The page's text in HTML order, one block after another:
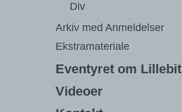
Div
Arkiv med Anmeldelser
Ekstramateriale
Eventyret om Lillebit
Videoer